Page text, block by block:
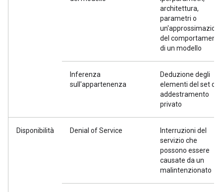
architettura,
parametri o
del comportamento
di un modello
Inferenza
sull'appartenenza
Deduzione degli
elementi del set di
addestramento
privato
Disponibilità Denial of Service
Interruzioni del
servizio che
possono essere
causate da un
malintenzionato